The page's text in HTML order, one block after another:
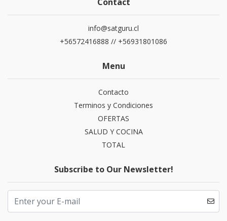
info@satguru.cl
+56572416888 // +56931801086
Menu
Contacto
Terminos y Condiciones
OFERTAS
SALUD Y COCINA
TOTAL
Subscribe to Our Newsletter!